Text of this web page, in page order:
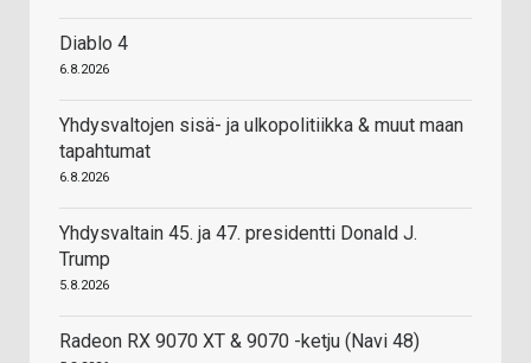
Diablo 4
6.8.2026
Yhdysvaltojen sisä- ja ulkopolitiikka & muut maan
tapahtumat
6.8.2026
Yhdysvaltain 45. ja 47. presidentti Donald J.
Trump
5.8.2026
Radeon RX 9070 XT & 9070 -ketju (Navi 48)